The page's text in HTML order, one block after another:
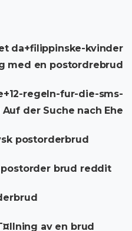
da+filippinske-kvinder
med en postordrebrud
regeln-fur-die-sms-
der Suche nach Ehe
postorderbrud
brud reddit
av en brud